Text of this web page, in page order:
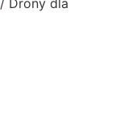
/ Drony dla